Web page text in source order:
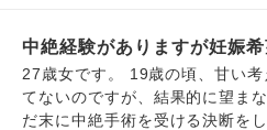
て殺しに行きたい程に憎いです
る気がないなら、いっそ汚れた
思っています。 別れるのが1番
を探す気力はもう湧きません。
中絶経験がありますが妊娠
27歳女です。 19歳の頃、甘い
てないのですが、結果的に望ま
だ末に中絶手術を受ける決断を